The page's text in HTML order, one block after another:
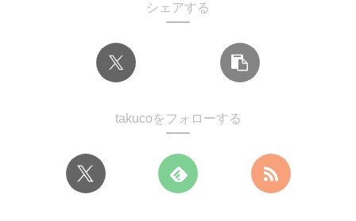
シェアする
takucoをフォローする